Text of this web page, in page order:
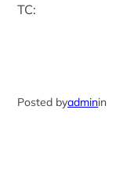
TC:
Posted byadminin